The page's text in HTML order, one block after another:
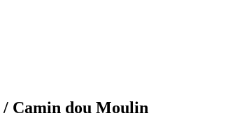
/ Camin dou Moulin